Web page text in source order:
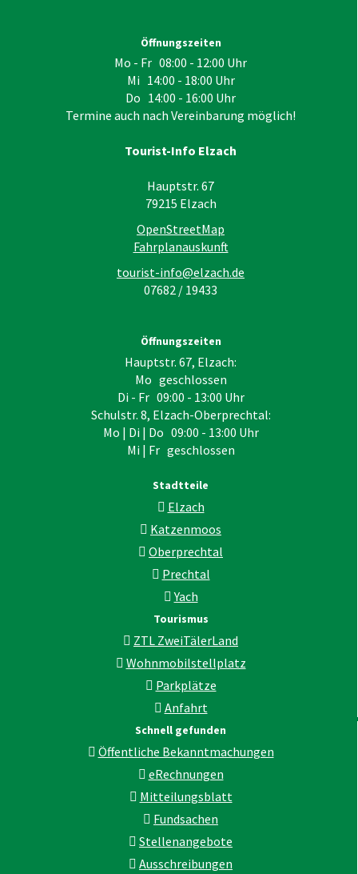
Öffnungszeiten
Mo - Fr 08:00 - 12:00 Uhr
Mi 14:00 - 18:00 Uhr
Do 14:00 - 16:00 Uhr
Termine auch nach Vereinbarung möglich!
Tourist-Info Elzach
Hauptstr. 67
79215 Elzach
OpenStreetMap
Fahrplanauskunft
tourist-info@elzach.de
07682 / 19433
Öffnungszeiten
Hauptstr. 67, Elzach:
Mo geschlossen
Di - Fr 09:00 - 13:00 Uhr
Schulstr. 8, Elzach-Oberprechtal:
Mo | Di | Do 09:00 - 13:00 Uhr
Mi | Fr geschlossen
Stadtteile
Elzach
Katzenmoos
Oberprechtal
Prechtal
Yach
Tourismus
ZTL ZweiTälerLand
Wohnmobilstellplatz
Parkplätze
Anfahrt
Schnell gefunden
Öffentliche Bekanntmachungen
eRechnungen
Mitteilungsblatt
Fundsachen
Stellenangebote
Ausschreibungen